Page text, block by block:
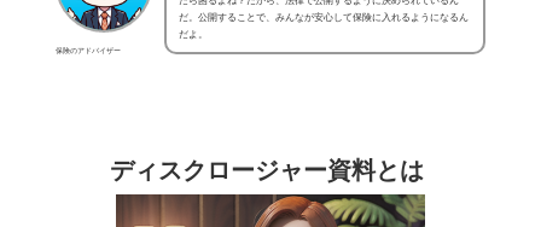
保険のアドバイザー
だ。公開することで、みんなが安心して保険に入れるようになるん
だよ。
ディスクロージャー資料とは